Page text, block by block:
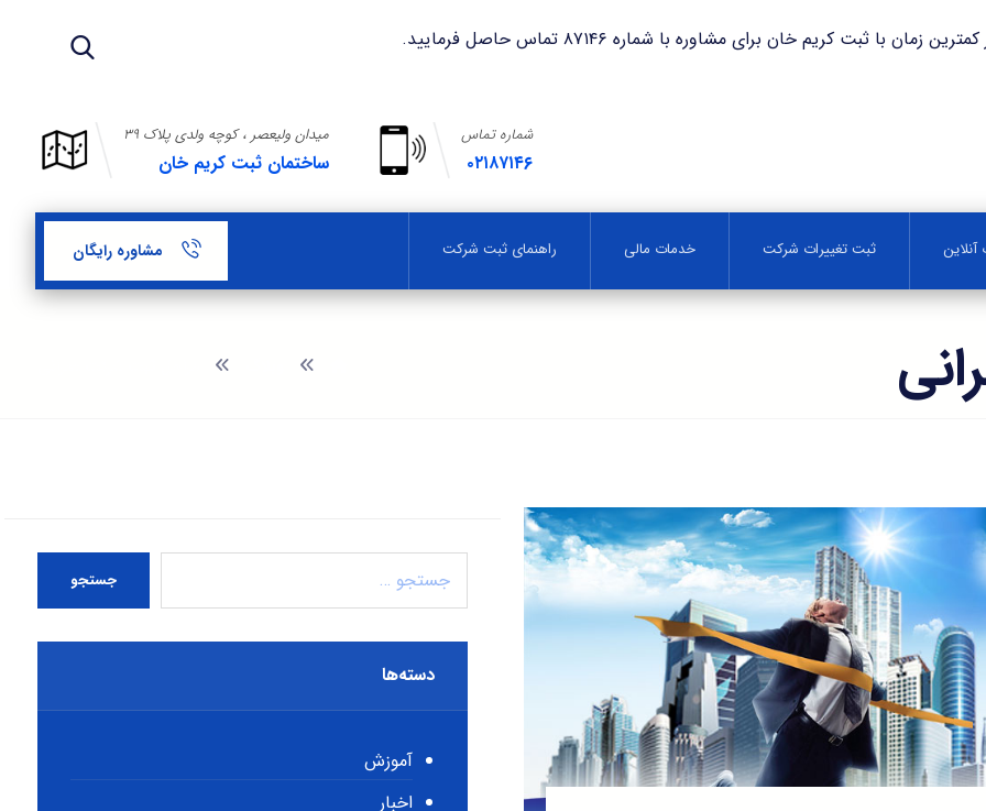
کریم خان برای مشاوره با شماره ۸۷۱۴۶ تماس حاصل فرمایید.
میدان ولیعصر ، کوچه ولدی پلاک ۳۹
ساختمان ثبت کریم خان
شماره تماس
۰۲۱۸۷۱۴۶
ثبت تغییرات شرکت خدمات مالی راهنمای ثبت شرکت مشاوره رایگان
جستجو
دسته‌ها
آموزش
اخبار